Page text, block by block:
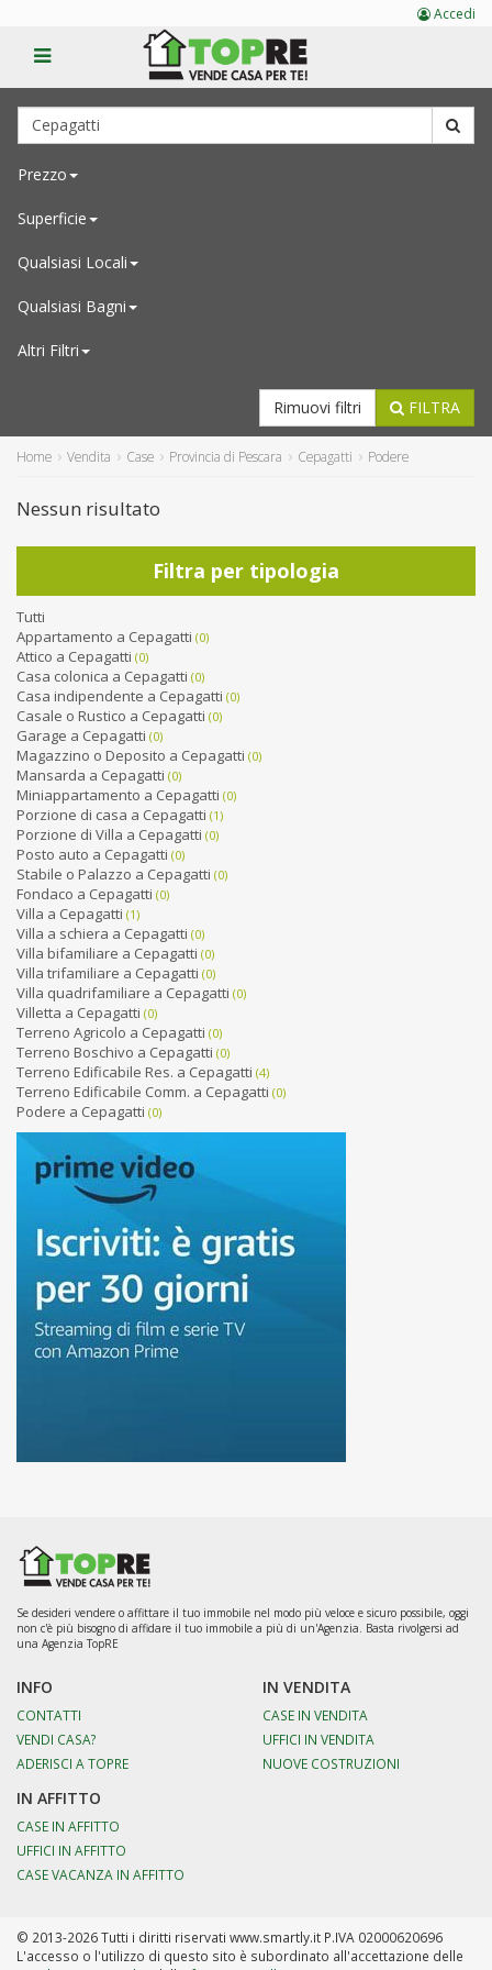
Prezzo
Superficie
Qualsiasi Locali
Qualsiasi Bagni
Altri Filtri
FILTRA
Rimuovi filtri
Home Vendita Case Provincia di Pescara Cepagatti Podere
Nessun risultato
Filtra per tipologia
Tutti
Appartamento a Cepagatti (0)
Attico a Cepagatti (0)
Casa colonica a Cepagatti (0)
Casa indipendente a Cepagatti (0)
Casale o Rustico a Cepagatti (0)
Garage a Cepagatti (0)
Magazzino o Deposito a Cepagatti (0)
Mansarda a Cepagatti (0)
Miniappartamento a Cepagatti (0)
Porzione di casa a Cepagatti (1)
Porzione di Villa a Cepagatti (0)
Posto auto a Cepagatti (0)
Stabile o Palazzo a Cepagatti (0)
Fondaco a Cepagatti (0)
Villa a Cepagatti (1)
Villa a schiera a Cepagatti (0)
Villa bifamiliare a Cepagatti (0)
Villa trifamiliare a Cepagatti (0)
Villa quadrifamiliare a Cepagatti (0)
Villetta a Cepagatti (0)
Terreno Agricolo a Cepagatti (0)
Terreno Boschivo a Cepagatti (0)
Terreno Edificabile Res. a Cepagatti (4)
Terreno Edificabile Comm. a Cepagatti (0)
Podere a Cepagatti (0)
Se desideri vendere o affittare il tuo immobile nel modo più veloce e sicuro possibile, oggi
non c'è più bisogno di affidare il tuo immobile a più di un'Agenzia. Basta rivolgersi ad
una Agenzia TopRE
INFO
CONTATTI
VENDI CASA?
ADERISCI A TOPRE
IN VENDITA
CASE IN VENDITA
UFFICI IN VENDITA
NUOVE COSTRUZIONI
IN AFFITTO
CASE IN AFFITTO
UFFICI IN AFFITTO
CASE VACANZA IN AFFITTO
© 2013-2026 Tutti i diritti riservati www.smartly.it P.IVA 02000620696
L'accesso o l'utilizzo di questo sito è subordinato all'accettazione delle
Accedi